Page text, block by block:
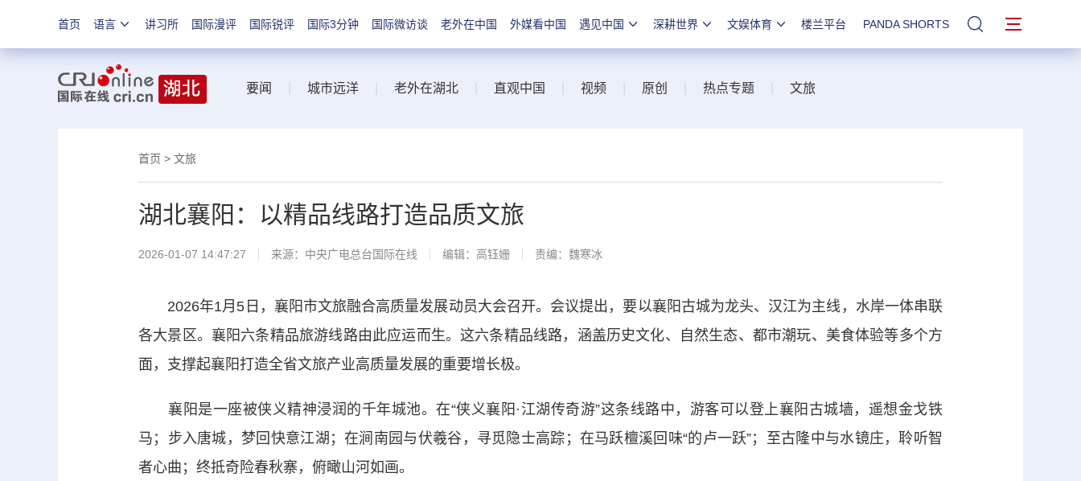
首页 语言 讲习所 国际漫评 国际锐评 国际3分钟 国际微访谈 老外在中国 外媒看中国 遇见中国 深耕世界 文娱体育 楼兰平台 PANDA SHORTS 站内搜索
要闻 城市远洋 老外在湖北 直观中国 视频 原创 热点专题 文旅
首页 > 文旅
湖北襄阳：以精品线路打造品质文旅
2026-01-07 14:47:27 来源：中央广电总台国际在线 编辑：高钰姗 责编：魏寒冰
2026年1月5日，襄阳市文旅融合高质量发展动员大会召开。会议提出，要以襄阳古城为龙头、汉江为主线，水岸一体串联
各大景区。襄阳六条精品旅游线路由此应运而生。这六条精品线路，涵盖历史文化、自然生态、都市潮玩、美食体验等多个方
面，支撑起襄阳打造全省文旅产业高质量发展的重要增长极。
襄阳是一座被侠义精神浸润的千年城池。在“侠义襄阳·江湖传奇游”这条线路中，游客可以登上襄阳古城墙，遥想金戈铁
马；步入唐城，梦回快意江湖；在涧南园与伏羲谷，寻觅隐士高踪；在马跃檀溪回味“的卢一跃”；至古隆中与水镜庄，聆听智
者心曲；终抵奇险春秋寨，俯瞰山河如画。